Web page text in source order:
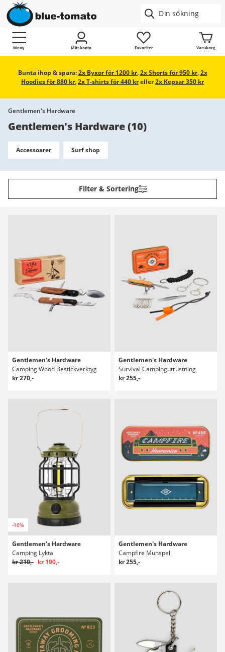
Meny Mitt konto Favoriter Varukorg
Bunta ihop & spara:2x Byxor för 1200 kr,2x Shorts för 950 kr,2x
Hoodies för 880 kr,2x T-shirts för 440 kreller2x Kepsar 350 kr
Gentlemen's Hardware
Gentlemen's Hardware(10)
Accessoarer Surf shop
Filter & Sortering
Gentlemen's Hardware
Camping Wood Bestickverktyg
kr 270,-
Gentlemen's Hardware
Survival Campingutrustning
kr 255,-
-10%
Gentlemen's Hardware
Camping Lykta
kr 210,- kr 190,-
Gentlemen's Hardware
Campfire Munspel
kr 255,-